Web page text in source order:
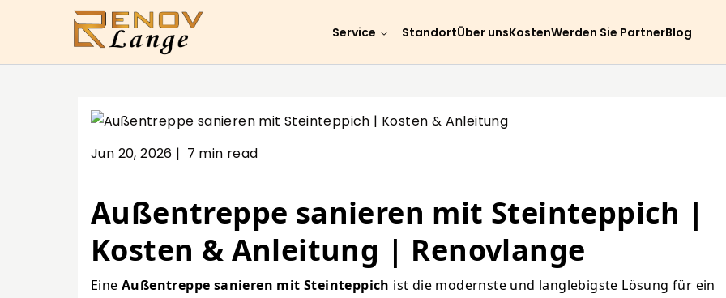
Service StandortÜber unsKostenWerden Sie PartnerBlog
Jun 20, 2026 | 7 min read
Außentreppe sanieren mit Steinteppich |
Kosten & Anleitung | Renovlange
Eine Außentreppe sanieren mit Steinteppich ist die modernste und langlebigste Lösung für ein